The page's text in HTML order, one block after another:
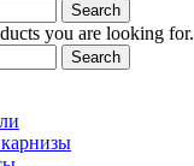
Search
you are looking for.
Search